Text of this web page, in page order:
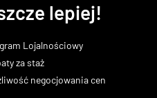
lepiej!
Lojalnościowy
za staż
negocjowania cen